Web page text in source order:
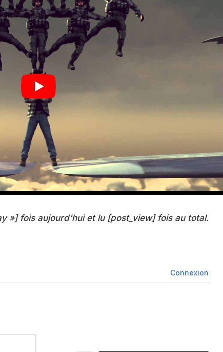
»] fois aujourd’hui et lu [post_view] fois au total.
Connexion
Nom*